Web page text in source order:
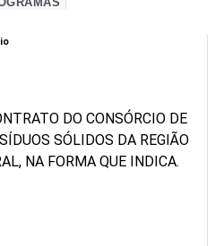
DO CONSÓRCIO DE
SÓLIDOS DA REGIÃO
NA FORMA QUE INDICA.